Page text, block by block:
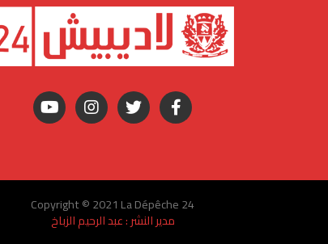
Copyright © 2021 La Dépêche 24
مدير النشر : عبد الرحيم الزباخ